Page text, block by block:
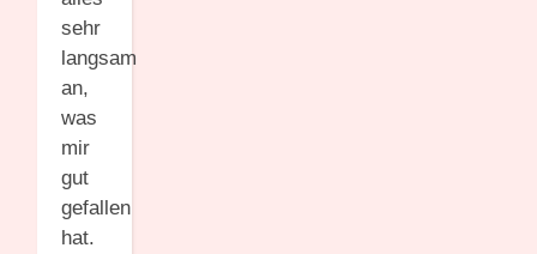
sehr
langsam
an,
was
mir
gut
gefallen
hat.